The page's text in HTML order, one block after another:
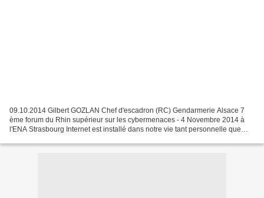
09.10.2014 Gilbert GOZLAN Chef d'escadron (RC) Gendarmerie Alsace 7
ème forum du Rhin supérieur sur les cybermenaces - 4 Novembre 2014 à
l'ENA Strasbourg Internet est installé dans notre vie tant personnelle que